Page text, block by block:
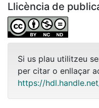
Llicència de
Si us plau utilitzeu
per citar o enllaçar
https://